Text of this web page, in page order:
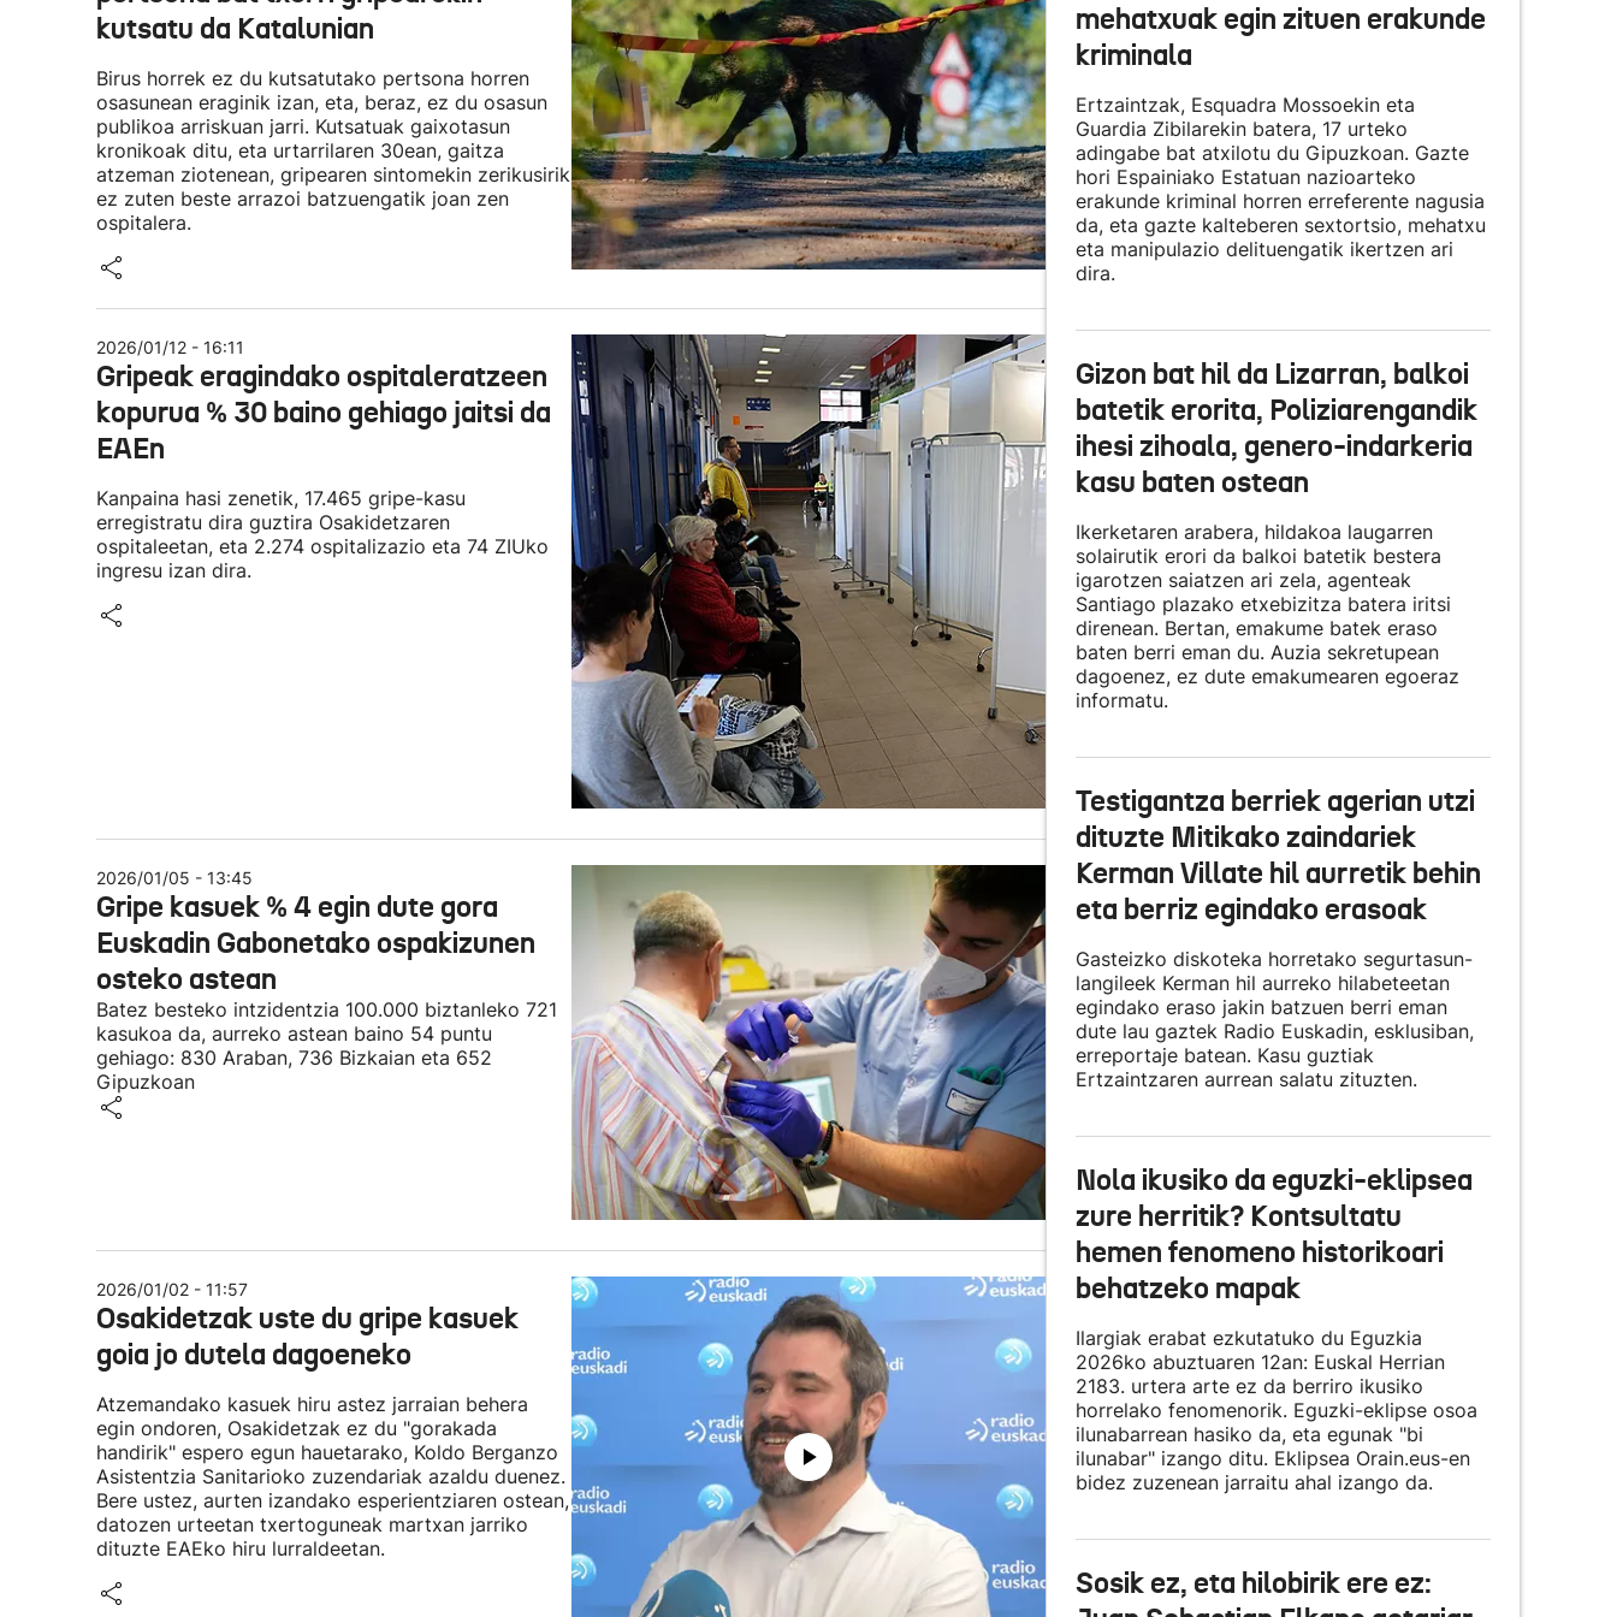
kutsatu da Katalunian
Birus horrek ez du kutsatutako pertsona horren
osasunean eraginik izan, eta, beraz, ez du osasun
publikoa arriskuan jarri. Kutsatuak gaixotasun
kronikoak ditu, eta urtarrilaren 30ean, gaitza
atzeman ziotenean, gripearen sintomekin zerikusirik
ez zuten beste arrazoi batzuengatik joan zen
ospitalera.
2026/01/12 - 16:11
Gripeak eragindako ospitaleratzeen
kopurua % 30 baino gehiago jaitsi da
EAEn
Kanpaina hasi zenetik, 17.465 gripe-kasu
erregistratu dira guztira Osakidetzaren
ospitaleetan, eta 2.274 ospitalizazio eta 74 ZIUko
ingresu izan dira.
2026/01/05 - 13:45
Gripe kasuek % 4 egin dute gora
Euskadin Gabonetako ospakizunen
osteko astean
Batez besteko intzidentzia 100.000 biztanleko 721
kasukoa da, aurreko astean baino 54 puntu
gehiago: 830 Araban, 736 Bizkaian eta 652
Gipuzkoan
2026/01/02 - 11:57
Osakidetzak uste du gripe kasuek
goia jo dutela dagoeneko
Atzemandako kasuek hiru astez jarraian behera
egin ondoren, Osakidetzak ez du "gorakada
handirik" espero egun hauetarako, Koldo Berganzo
Asistentzia Sanitarioko zuzendariak azaldu duenez.
Bere ustez, aurten izandako esperientziaren ostean,
datozen urteetan txertoguneak martxan jarriko
dituzte EAEko hiru lurraldeetan.
mehatxuak egin zituen erakunde
kriminala
Ertzaintzak, Esquadra Mossoekin eta
Guardia Zibilarekin batera, 17 urteko
adingabe bat atxilotu du Gipuzkoan. Gazte
hori Espainiako Estatuan nazioarteko
erakunde kriminal horren erreferente nagusia
da, eta gazte kalteberen sextortsio, mehatxu
eta manipulazio delituengatik ikertzen ari
dira.
Gizon bat hil da Lizarran, balkoi
batetik erorita, Poliziarengandik
ihesi zihoala, genero-indarkeria
kasu baten ostean
Ikerketaren arabera, hildakoa laugarren
solairutik erori da balkoi batetik bestera
igarotzen saiatzen ari zela, agenteak
Santiago plazako etxebizitza batera iritsi
direnean. Bertan, emakume batek eraso
baten berri eman du. Auzia sekretupean
dagoenez, ez dute emakumearen egoeraz
informatu.
Testigantza berriek agerian utzi
dituzte Mitikako zaindariek
Kerman Villate hil aurretik behin
eta berriz egindako erasoak
Gasteizko diskoteka horretako segurtasun-
langileek Kerman hil aurreko hilabeteetan
egindako eraso jakin batzuen berri eman
dute lau gaztek Radio Euskadin, esklusiban,
erreportaje batean. Kasu guztiak
Ertzaintzaren aurrean salatu zituzten.
Nola ikusiko da eguzki-eklipsea
zure herritik? Kontsultatu
hemen fenomeno historikoari
behatzeko mapak
Ilargiak erabat ezkutatuko du Eguzkia
2026ko abuztuaren 12an: Euskal Herrian
2183. urtera arte ez da berriro ikusiko
horrelako fenomenorik. Eguzki-eklipse osoa
ilunabarrean hasiko da, eta egunak "bi
ilunabar" izango ditu. Eklipsea Orain.eus-en
bidez zuzenean jarraitu ahal izango da.
Sosik ez, eta hilobirik ere ez: